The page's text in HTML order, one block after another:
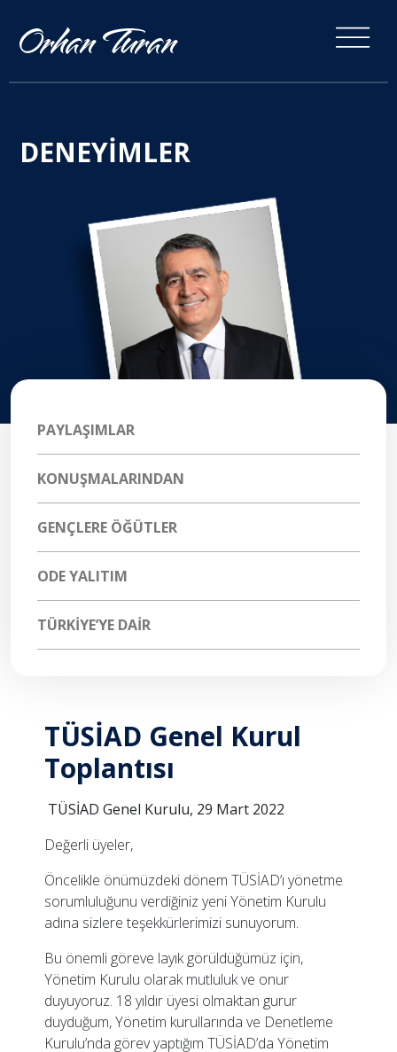
DENEYİMLER
PAYLAŞIMLAR
KONUŞMALARINDAN
GENÇLERE ÖĞÜTLER
ODE YALITIM
TÜRKIYE’YE DAIR
TÜSİAD Genel Kurul
Toplantısı
TÜSİAD Genel Kurulu, 29 Mart 2022
Değerli üyeler,
Öncelikle önümüzdeki dönem TÜSİAD’ı yönetme
sorumluluğunu verdiğiniz yeni Yönetim Kurulu
adına sizlere teşekkürlerimizi sunuyorum.
Bu önemli göreve layık görüldüğümüz için,
Yönetim Kurulu olarak mutluluk ve onur
duyuyoruz. 18 yıldır üyesi olmaktan gurur
duyduğum, Yönetim kurullarında ve Denetleme
Kurulu’nda görev yaptığım TÜSİAD’da Yönetim